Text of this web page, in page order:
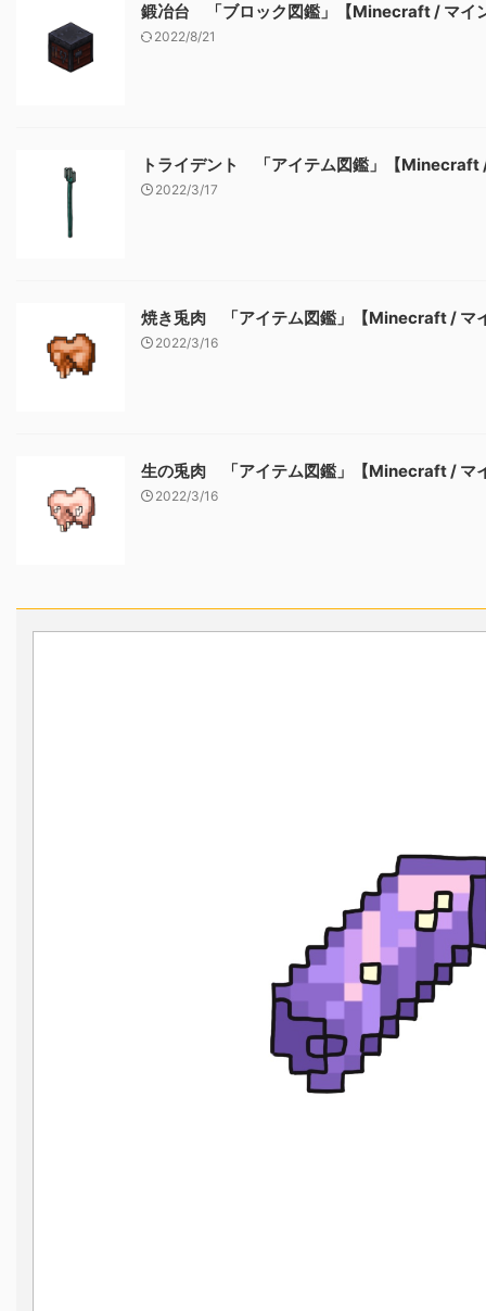
鍛冶台 「ブロック図鑑」【Minecraft / マイン
2022/8/21
トライデント 「アイテム図鑑」【Minecraft /
2022/3/17
焼き兎肉 「アイテム図鑑」【Minecraft / マイ
2022/3/16
生の兎肉 「アイテム図鑑」【Minecraft / マイ
2022/3/16